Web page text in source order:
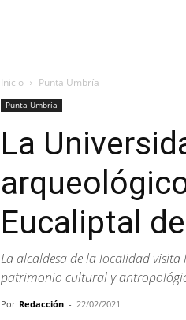
Inicio Punta Umbría
Punta Umbría
La
Eucaliptal
La alcaldesa de la localidad
patrimonio cultural y
Por Redacción - 22/02/2021